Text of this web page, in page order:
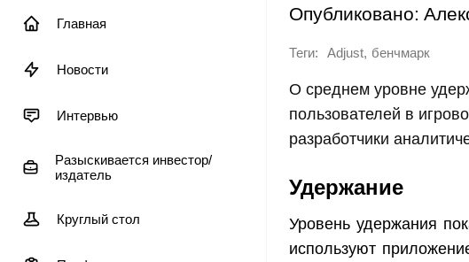
Главная
Новости
Интервью
Разыскивается инвестор/
издатель
Круглый стол
Опубликовано:
Теги: Adjust, бенчмарк
О среднем уровне
пользователей в
разработчики
Удержание
Уровень удержания
используют